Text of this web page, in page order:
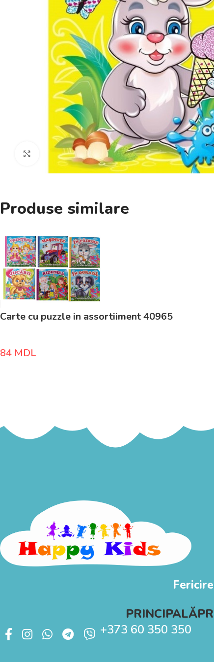
Click pentru a mări
Produse similare
Carte cu puzzle in assortiiment 40965
84 MDL
PRINCIPALĂ
+373 60 350 350